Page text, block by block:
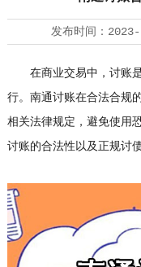
发布时间：
在商业交易中，讨账是
行。南通讨账在合法合规
相关法律规定，避免使用
讨账的合法性以及正规讨